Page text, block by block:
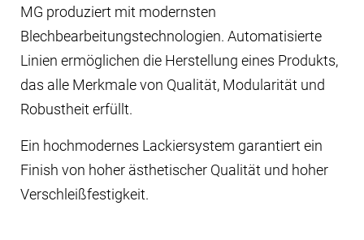
MG produziert mit modernsten
Blechbearbeitungstechnologien. Automatisierte
Linien ermöglichen die Herstellung eines Produkts,
das alle Merkmale von Qualität, Modularität und
Robustheit erfüllt.
Ein hochmodernes Lackiersystem garantiert ein
Finish von hoher ästhetischer Qualität und hoher
Verschleißfestigkeit.